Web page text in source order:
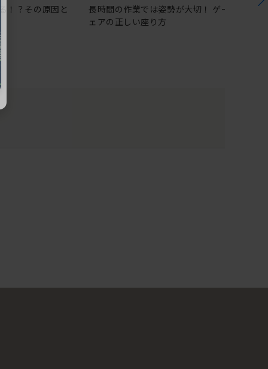
！？その原因と
長時間の作業では姿勢が大切！ ゲーミングチ
ェアの正しい座り方